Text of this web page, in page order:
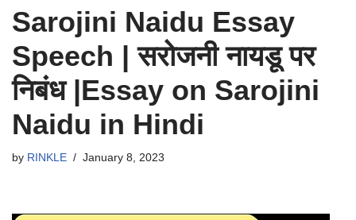
Sarojini Naidu Essay
Speech | सरोजनी नायडू पर
निबंध |Essay on Sarojini
Naidu in Hindi
by RINKLE January 8, 2023